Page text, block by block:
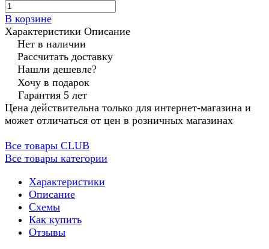
В корзине
Характеристики Описание
Нет в наличии
Рассчитать доставку
Нашли дешевле?
Хочу в подарок
Гарантия 5 лет
Цена действительна только для интернет-магазина и
может отличаться от цен в розничных магазинах
Все товары CLUB
Все товары категории
Характеристики
Описание
Схемы
Как купить
Отзывы